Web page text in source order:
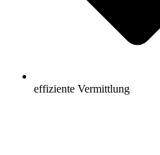
effiziente Vermittlung